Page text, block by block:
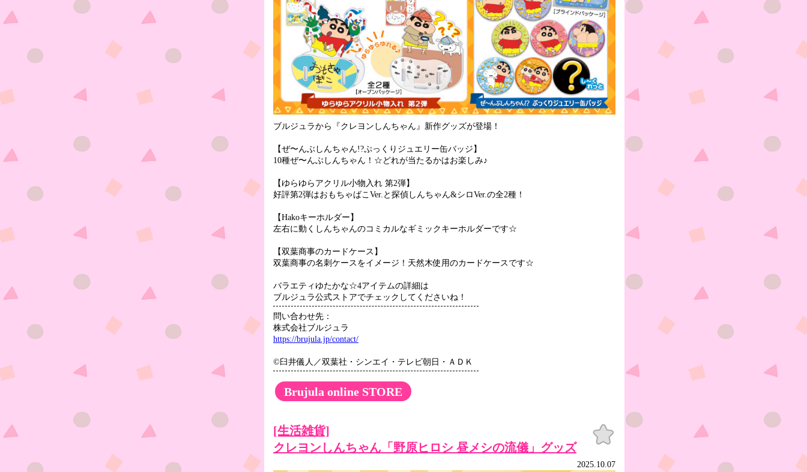
ブルジュラから『クレヨンしんちゃん』新作グッズが登場！
【ぜ〜んぶしんちゃん!?ぷっくりジュエリー缶バッジ】
10種ぜ〜んぶしんちゃん！☆どれが当たるかはお楽しみ♪
【ゆらゆらアクリル小物入れ 第2弾】
好評第2弾はおもちゃばこVer.と探偵しんちゃん&シロVer.の全2種！
【Hakoキーホルダー】
左右に動くしんちゃんのコミカルなギミックキーホルダーです☆
【双葉商事のカードケース】
双葉商事の名刺ケースをイメージ！天然木使用のカードケースです☆
バラエティゆたかな☆4アイテムの詳細は
ブルジュラ公式ストアでチェックしてくださいね！
問い合わせ先：
株式会社ブルジュラ
https://brujula.jp/contact/
©臼井儀人／双葉社・シンエイ・テレビ朝日・ＡＤＫ
Brujula online STORE
[生活雑貨]
クレヨンしんちゃん「野原ヒロシ 昼メシの流儀」グッズ
お気
に入
2025.10.07